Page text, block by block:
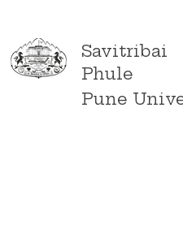
Savitribai
Phule
Pune